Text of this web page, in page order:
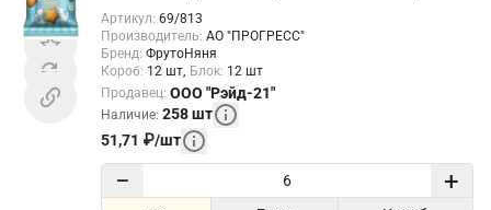
Артикул: 69/813
Производитель: АО "ПРОГРЕСС"
Бренд: ФрутоНяня
Короб: 12 шт Блок: 12 шт
Продавец: ООО "Рэйд-21"
Наличие: 258шт
51,71 ₽/шт
− +